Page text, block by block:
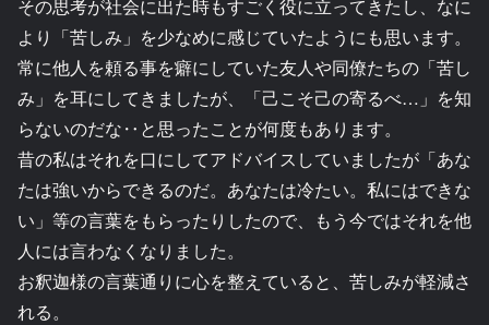
その思考が社会に出た時もすごく役に立ってきたし、なに
より「苦しみ」を少なめに感じていたようにも思います。
常に他人を頼る事を癖にしていた友人や同僚たちの「苦し
み」を耳にしてきましたが、「己こそ己の寄るべ…」を知
らないのだな‥と思ったことが何度もあります。
昔の私はそれを口にしてアドバイスしていましたが「あな
たは強いからできるのだ。あなたは冷たい。私にはできな
い」等の言葉をもらったりしたので、もう今ではそれを他
人には言わなくなりました。
お釈迦様の言葉通りに心を整えていると、苦しみが軽減さ
れる。